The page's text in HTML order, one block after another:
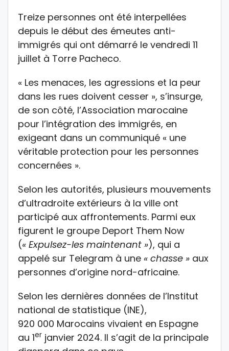
Treize personnes ont été interpellées
depuis le début des émeutes anti-
immigrés qui ont démarré le vendredi 11
juillet à Torre Pacheco.
« Les menaces, les agressions et la peur
dans les rues doivent cesser », s’insurge,
de son côté, l’Association marocaine
pour l’intégration des immigrés, en
exigeant dans un communiqué « une
véritable protection pour les personnes
concernées ».
Selon les autorités, plusieurs mouvements
d’ultradroite extérieurs à la ville ont
participé aux affrontements. Parmi eux
figurent le groupe Deport Them Now
(« Expulsez-les maintenant »), qui a
appelé sur Telegram à une « chasse » aux
personnes d’origine nord-africaine.
Selon les dernières données de l’Institut
national de statistique (INE),
920 000 Marocains vivaient en Espagne
au 1er janvier 2024. Il s’agit de la principale